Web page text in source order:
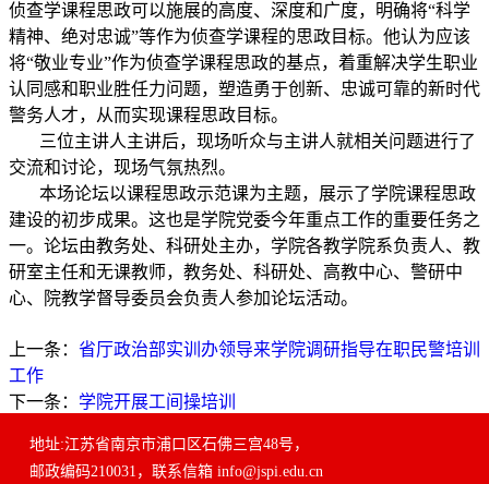
侦查学课程思政可以施展的高度、深度和广度，明确将“科学
精神、绝对忠诚”等作为侦查学课程的思政目标。他认为应该
将“敬业专业”作为侦查学课程思政的基点，着重解决学生职业
认同感和职业胜任力问题，塑造勇于创新、忠诚可靠的新时代
警务人才，从而实现课程思政目标。
三位主讲人主讲后，现场听众与主讲人就相关问题进行了
交流和讨论，现场气氛热烈。
本场论坛以课程思政示范课为主题，展示了学院课程思政
建设的初步成果。这也是学院党委今年重点工作的重要任务之
一。论坛由教务处、科研处主办，学院各教学院系负责人、教
研室主任和无课教师，教务处、科研处、高教中心、警研中
心、院教学督导委员会负责人参加论坛活动。
上一条： 省厅政治部实训办领导来学院调研指导在职民警培训
工作
下一条： 学院开展工间操培训
地址:江苏省南京市浦口区石佛三宫48号，
邮政编码210031，联系信箱 info@jspi.edu.cn